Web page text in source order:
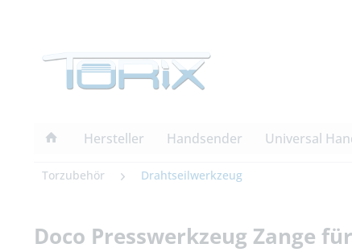
Hersteller Handsender Universal
Torzubehör Drahtseilwerkzeug
Doco Presswerkzeug Zange